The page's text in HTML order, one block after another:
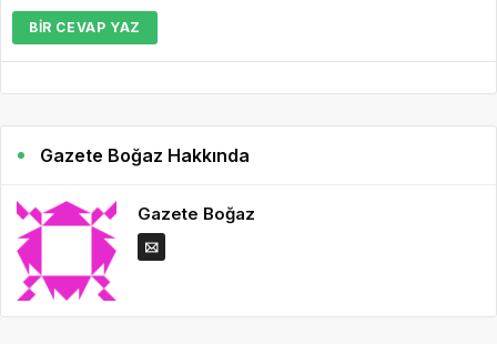
BIR CEVAP YAZ
Gazete Boğaz Hakkında
Gazete Boğaz